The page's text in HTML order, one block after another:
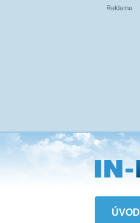
Přejít
na
hlavní
obsah
ÚVOD